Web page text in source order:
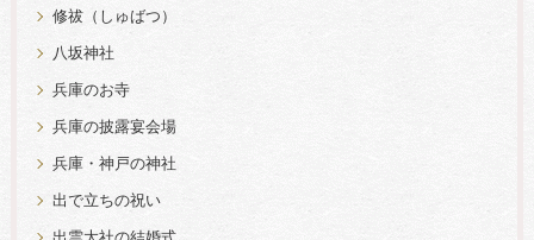
修祓（しゅばつ）
八坂神社
兵庫のお寺
兵庫の披露宴会場
兵庫・神戸の神社
出で立ちの祝い